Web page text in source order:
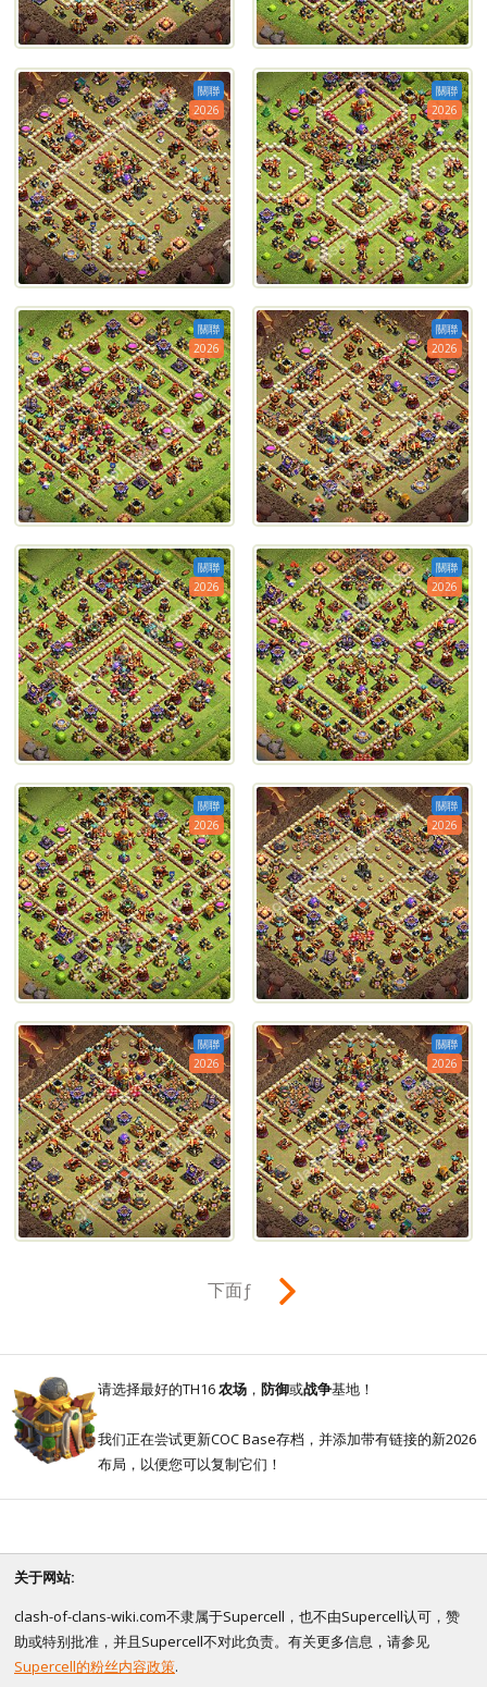
關聯
2026
關聯
2026
關聯
2026
關聯
2026
關聯
2026
關聯
2026
關聯
2026
關聯
2026
關聯
2026
關聯
2026
下面ƒ
请选择最好的TH16农场 ， 防御或战争基地！
我们正在尝试更新COC Base存档，并添加带有链接的新2026
布局，以便您可以复制它们！
关于网站:
clash-of-clans-wiki.com不隶属于Supercell，也不由Supercell认可，赞
助或特别批准，并且Supercell不对此负责。有关更多信息，请参见
Supercell的粉丝内容政策.